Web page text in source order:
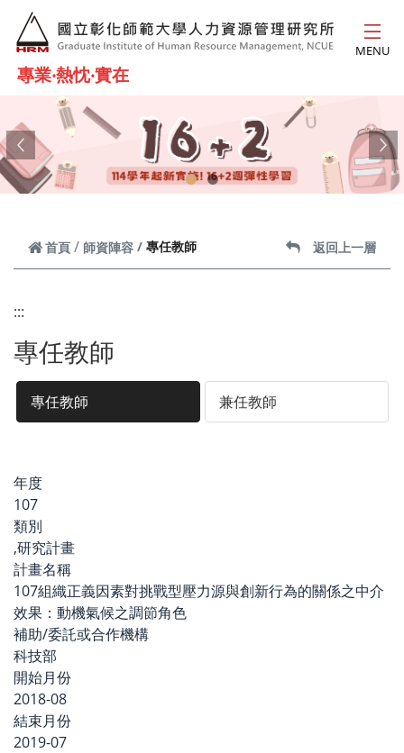
跳到主要內容
專業‧熱忱‧實在
MENU
Previous
首頁 師資陣容 專任教師 返回上一層
:::
專任教師
專任教師 兼任教師
年度
107
類別
,研究計畫
計畫名稱
107組織正義因素對挑戰型壓力源與創新行為的關係之中介
效果：動機氣候之調節角色
補助/委託或合作機構
科技部
開始月份
2018-08
結束月份
2019-07